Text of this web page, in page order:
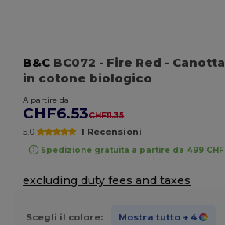
B&C BC072 - Fire Red -
in cotone biologico
A partire da
CHF6.53CHF11.35
5.0 1 Recensioni
Spedizione gratuita a partire da 499
excluding duty fees and taxes
Scegli il colore: Mostra tutto + 4